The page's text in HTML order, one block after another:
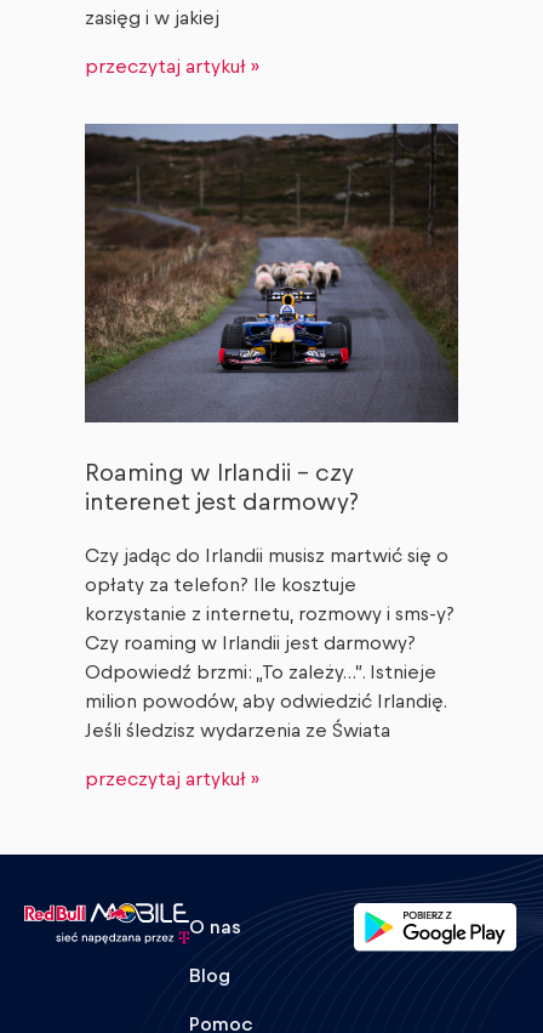
zasięg i w jakiej
przeczytaj artykuł »
Roaming w Irlandii – czy
interenet jest darmowy?
Czy jadąc do Irlandii musisz martwić się o
opłaty za telefon? Ile kosztuje
korzystanie z internetu, rozmowy i sms-y?
Czy roaming w Irlandii jest darmowy?
Odpowiedź brzmi: „To zależy…”. Istnieje
milion powodów, aby odwiedzić Irlandię.
Jeśli śledzisz wydarzenia ze Świata
przeczytaj artykuł »
O nas
Blog
Pomoc